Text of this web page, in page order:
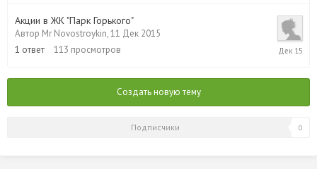
Акции в ЖК "Парк Горького"
Автор Mr Novostroykin,11 Дек 2015
1 ответ 113 просмотров
11
Дек
Создать новую тему
Подписчики 0